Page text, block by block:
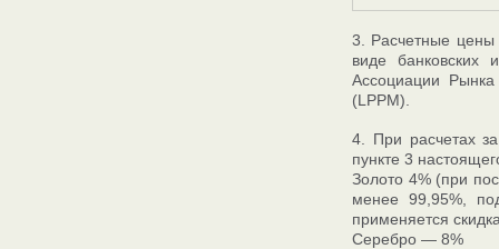
3. Расчетные цены
виде банковских
Ассоциации
(LPPM).
4. При расчетах
пункте 3
Золото 4% (при
менее 99,95%,
применяется
Серебро — 8%